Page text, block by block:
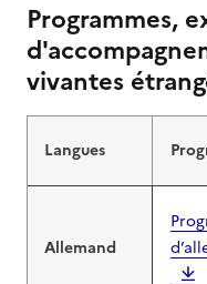
Programmes,
vivantes
Langues
Allemand